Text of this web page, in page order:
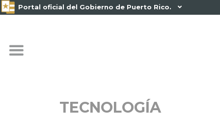
Portal oficial del Gobierno de Puerto Rico. 
TECNOLOGÍA